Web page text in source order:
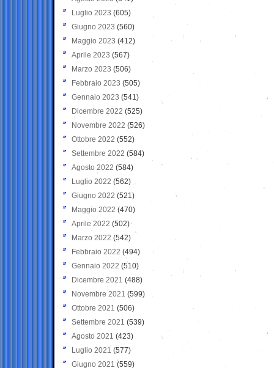
Luglio 2023 (605)
Giugno 2023 (560)
Maggio 2023 (412)
Aprile 2023 (567)
Marzo 2023 (506)
Febbraio 2023 (505)
Gennaio 2023 (541)
Dicembre 2022 (525)
Novembre 2022 (526)
Ottobre 2022 (552)
Settembre 2022 (584)
Agosto 2022 (584)
Luglio 2022 (562)
Giugno 2022 (521)
Maggio 2022 (470)
Aprile 2022 (502)
Marzo 2022 (542)
Febbraio 2022 (494)
Gennaio 2022 (510)
Dicembre 2021 (488)
Novembre 2021 (599)
Ottobre 2021 (506)
Settembre 2021 (539)
Agosto 2021 (423)
Luglio 2021 (577)
Giugno 2021(559)